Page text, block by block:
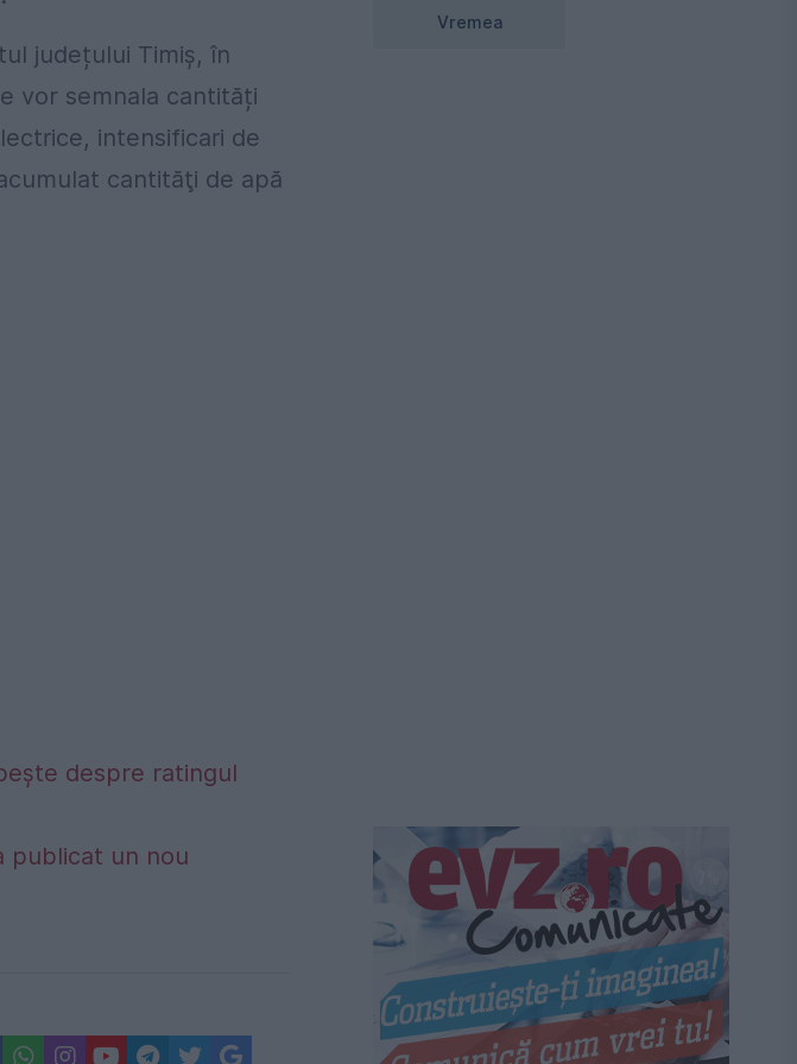
județului Timiș, în
vor semnala cantități
intensificari de
cantităţi de apă
despre ratingul
publicat un nou
Vremea